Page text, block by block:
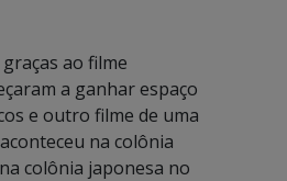
ao filme
a ganhar espaço
e outro filme de uma
na colônia
colônia japonesa no